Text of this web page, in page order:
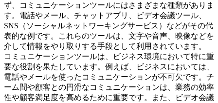
ず、コミュニケーションツールにはさまざまな種類がありま
す。電話やメール、チャットアプリ、ビデオ会議ツール、
SNS（ソーシャルネットワーキングサービス）などがその代
表的な例です。これらのツールは、文字や音声、映像などを
介して情報をやり取りする手段として利用されています。
コミュニケーションツールは、ビジネス環境において特に重
要な役割を果たしています。例えば、ビジネスにおいては、
電話やメールを使ったコミュニケーションが不可欠です。チ
ーム間や顧客との円滑なコミュニケーションは、業務の効率
性や顧客満足度を高めるために重要です。また、ビデオ会議